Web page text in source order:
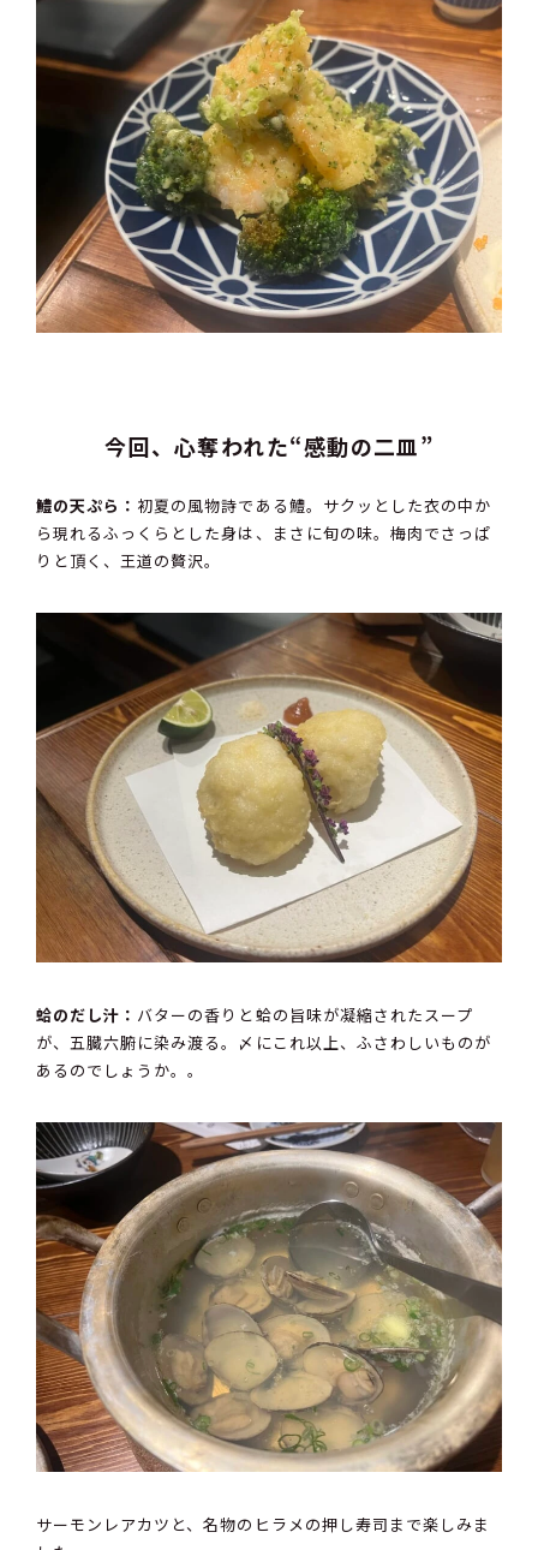
今回、心奪われた“感動の二皿”
鱧の天ぷら： 初夏の風物詩である鱧。サクッとした衣の中か
ら現れるふっくらとした身は、まさに旬の味。梅肉でさっぱ
りと頂く、王道の贅沢。
蛤のだし汁： バターの香りと蛤の旨味が凝縮されたスープ
が、五臓六腑に染み渡る。〆にこれ以上、ふさわしいものが
あるのでしょうか。。
サーモンレアカツと、名物のヒラメの押し寿司まで楽しみま